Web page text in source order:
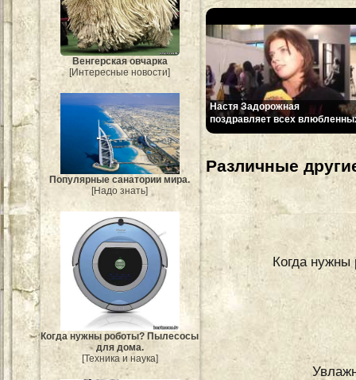
Венгерская овчарка
[Интересные новости]
Популярные санатории мира.
[Надо знать]
Когда нужны роботы? Пылесосы
для дома.
[Техника и наука]
Настя Задорожная
поздравляет всех
Различные
Когда